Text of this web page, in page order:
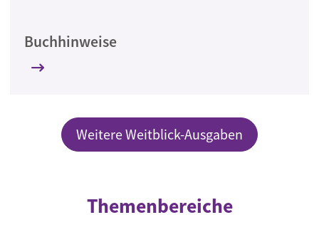
Buchhinweise
Weitere Weitblick-Ausgaben
Themenbereiche